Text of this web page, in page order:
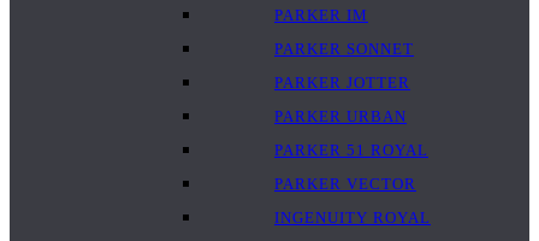
PARKER IM
PARKER SONNET
PARKER JOTTER
PARKER URBAN
PARKER 51 ROYAL
PARKER VECTOR
INGENUITY ROYAL